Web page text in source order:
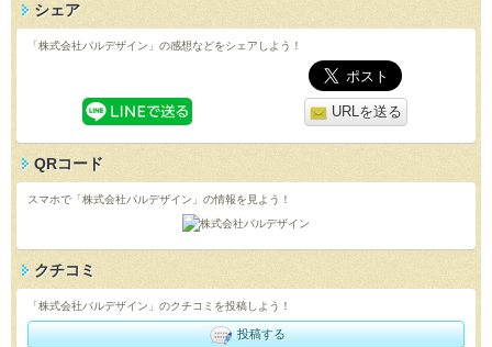
シェア
「株式会社パルデザイン」の感想などをシェアしよう！
URLを送る
QRコード
スマホで「株式会社パルデザイン」の情報を見よう！
クチコミ
「株式会社パルデザイン」のクチコミを投稿しよう！
投稿する